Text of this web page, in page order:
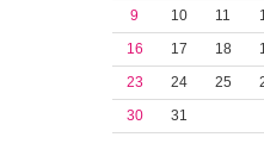
9
10 11
16
17 18
23
24 25
30
31